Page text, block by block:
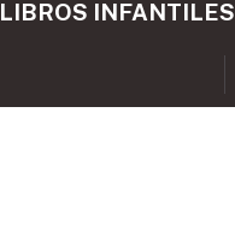
LIBROS INFANTILES